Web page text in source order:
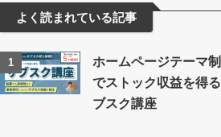
よく読まれている記事
1
ホームページテーマ
でストック収益を得
ブスク講座